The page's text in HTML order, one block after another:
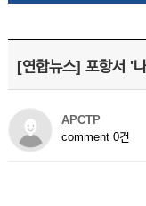
[연합뉴스] 포항서 '
APCTP
comment 0건